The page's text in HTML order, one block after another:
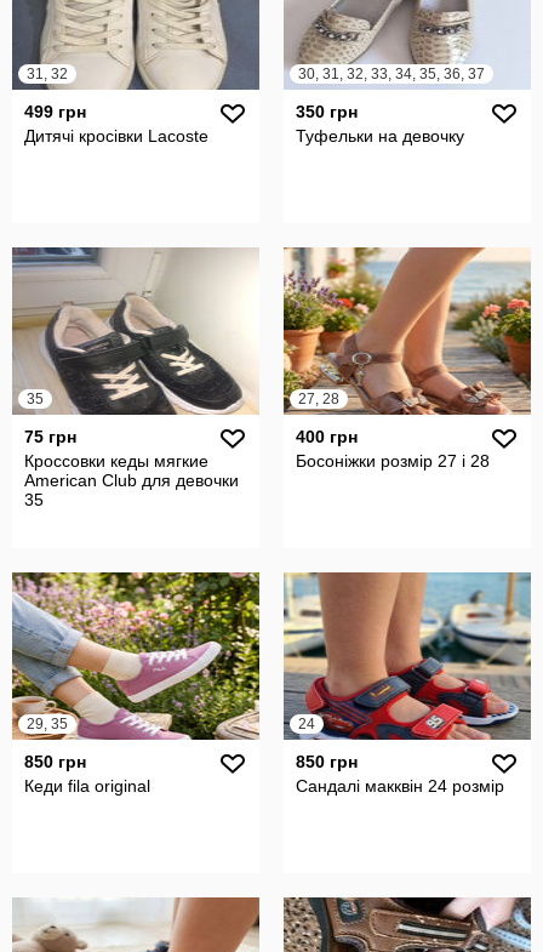
31, 32
499 грн
Дитячі кросівки Lacoste
30, 31, 32, 33, 34, 35, 36, 37
350 грн
Туфельки на девочку
35
75 грн
Кроссовки кеды мягкие
American Club для девочки
35
27, 28
400 грн
Босоніжки розмір 27 і 28
29, 35
850 грн
Кеди fila original
24
850 грн
Сандалі макквін 24 розмір